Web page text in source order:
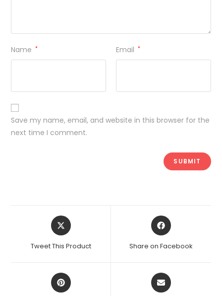
Name * Email *
Save my name, email, and website in this browser for the
next time I comment.
Tweet This Product Share on Facebook